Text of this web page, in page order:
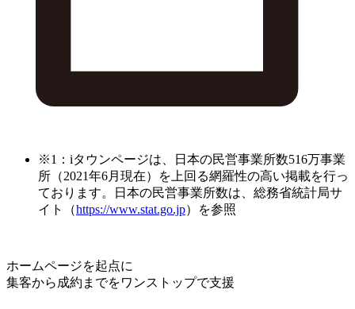
※1：iタウンページは、日本の民営事業所数516万事業
所（2021年6月現在）を上回る網羅性の高い掲載を行っ
ております。日本の民営事業所数は、総務省統計局サ
イト（https://www.stat.go.jp）を参照
ホームページを起点に
集客から成約までをワンストップで支援